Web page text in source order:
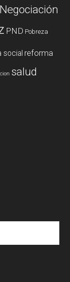
Negociación
PND Pobreza
social reforma
salud